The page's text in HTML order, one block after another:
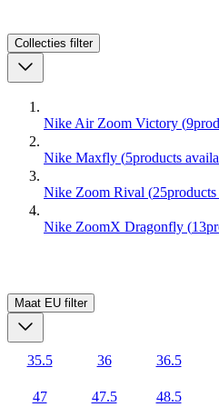
Collecties filter
Nike Air Zoom Victory (9
Nike Maxfly (5products
Nike Zoom Rival (25
Nike ZoomX Dragonfly (13
Maat EU filter
35.5 36 36.5
47 47.5 48.5